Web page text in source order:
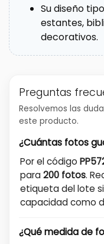
Su diseño
estantes,
decorativos.
Preguntas
Resolvemos las
este producto.
¿Cuántas fotos
Por el código
para200 fotos.
etiqueta del lote
capacidad como
¿Qué medida de